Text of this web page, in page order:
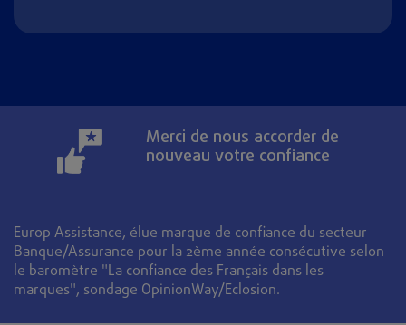
Merci de nous accorder de
nouveau votre confiance
Europ Assistance, élue marque de confiance du secteur
Banque/Assurance pour la 2ème année consécutive selon
le baromètre "La confiance des Français dans les
marques", sondage OpinionWay/Eclosion.